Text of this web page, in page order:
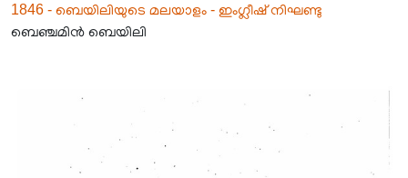
1846 - ബെയിലിയുടെ മലയാളം - ഇംഗ്ലീഷ് നിഘണ്ടു
ബെഞ്ചമിൻ ബെയിലി